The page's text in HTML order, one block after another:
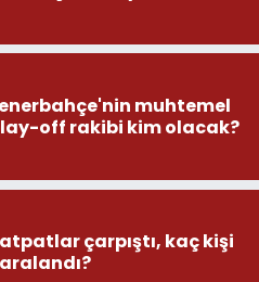
muhtemel
off rakibi kim olacak?
çarpıştı, kaç kişi